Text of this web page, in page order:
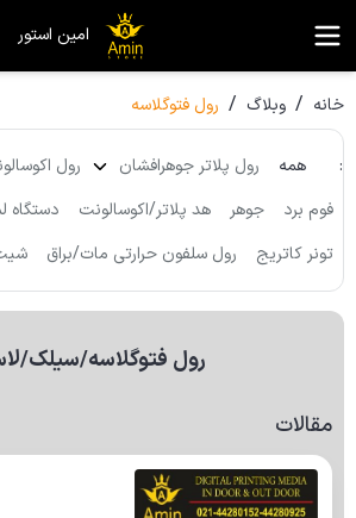
امین استور
خانه / وبلاگ / رول فتوگلاسه
: همه رول پلاتر جوهرافشان رول
فوم برد
جوهر هد پلاتر/اکوسالونت
دستگاه
تونر کاتریج
رول سلفون حرارتی مات/براق
رول فتوگلاسه/سیلک/
مقالات